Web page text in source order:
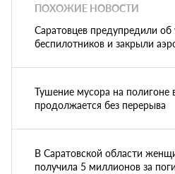
ПОХОЖИЕ НОВОСТИ
Саратовцев предупредили об
беспилотников и закрыли
Тушение мусора на полигоне
продолжается без перерыва
В Саратовской области
получила 5 миллионов за